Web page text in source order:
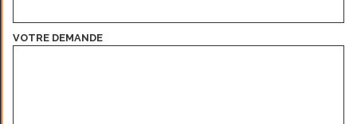
VOTRE DEMANDE